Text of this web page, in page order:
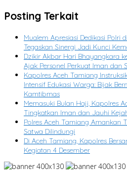
Posting Terkait
Mualem Apresiasi Dedikasi Polri
Tegaskan Sinergi Jadi Kunci
Dzikir Akbar Hari Bhayangkara
Ajak Personel Perkuat Iman dan
Kapolres Aceh Tamiang
Intensif Edukasi Warga: Bijak
Kamtibmas
Memasuki Bulan Haji, Kapolres
Tingkatkan Iman dan Jauhi
Polres Aceh Tamiang Amankan
Satwa Dilindungi
Di Aceh Tamiang, Kapolres
Kegiatan 4 Desember